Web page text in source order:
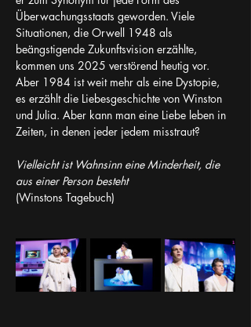
Überwachungsstaats geworden. Viele
Situationen, die Orwell 1948 als
beängstigende Zukunftsvision erzählte,
kommen uns 2025 verstörend heutig vor.
Aber 1984 ist weit mehr als eine Dystopie,
es erzählt die Liebesgeschichte von Winston
und Julia. Aber kann man eine Liebe leben in
Zeiten, in denen jeder jedem misstraut?
Vielleicht ist Wahnsinn eine Minderheit, die
aus einer Person besteht
(Winstons Tagebuch)